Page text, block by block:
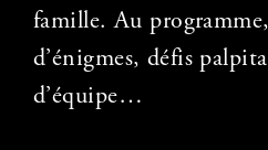
famille. Au
d’énigmes, défis
d’équipe…